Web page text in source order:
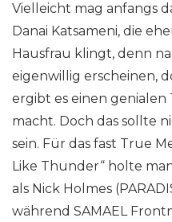
Vielleicht mag anfangs
Danai Katsameni, die
Hausfrau klingt, denn
eigenwillig erscheinen,
ergibt es einen genialen
macht. Doch das sollte
sein. Für das fast True
Like Thunder“ holte
als Nick Holmes
während SAMAEL